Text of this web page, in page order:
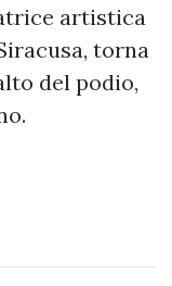
artistica
torna
del podio,